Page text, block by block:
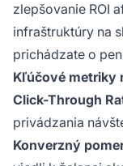
zlepšovanie ROI
infraštruktúry na
prichádzate o
Kľúčové metriky
Click-Through
privádzania
Konverzný